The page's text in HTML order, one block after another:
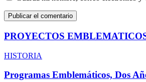
PROYECTOS
HISTORIA
Programas Emblemáticos, Dos